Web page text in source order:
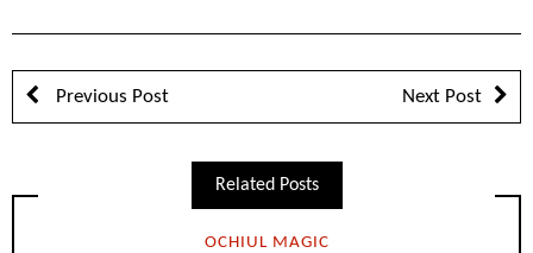
Previous Post Next Post
Related Posts
OCHIUL MAGIC